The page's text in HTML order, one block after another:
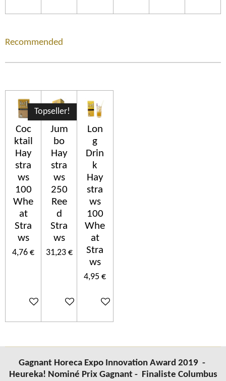
Recommended
Coc
ktail
Hay
stra
ws
100
Whe
at
Stra
ws
4,76 €
Ajouter au panier
Topseller!
Jum
bo
Hay
stra
ws
250
Ree
d
Stra
ws
31,23 €
Ajouter au panier
Lon
g
Drin
k
Hay
stra
ws
100
Whe
at
Stra
ws
4,95 €
Ajouter au panier
Gagnant Horeca Expo Innovation Award 2019 -
Heureka! Nominé Prix Gagnant - Finaliste Columbus